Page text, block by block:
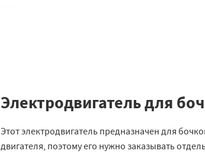
Электродвигатель для
Этот электродвигатель предназначен для
двигателя, поэтому его нужно заказывать